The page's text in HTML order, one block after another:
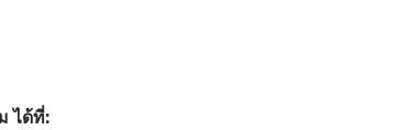
ได้ที่: